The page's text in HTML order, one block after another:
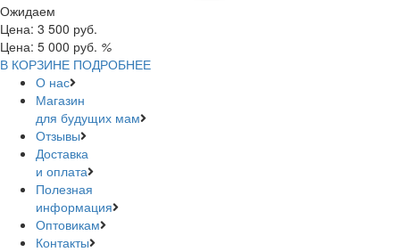
Ожидаем
Цена: 3 500 руб.
Цена: 5 000 руб. %
В КОРЗИНЕ ПОДРОБНЕЕ
О нас
Магазин
для будущих мам
Отзывы
Доставка
и оплата
Полезная
информация
Оптовикам
Контакты